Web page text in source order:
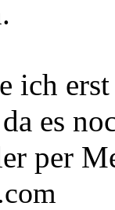
ich
es
per